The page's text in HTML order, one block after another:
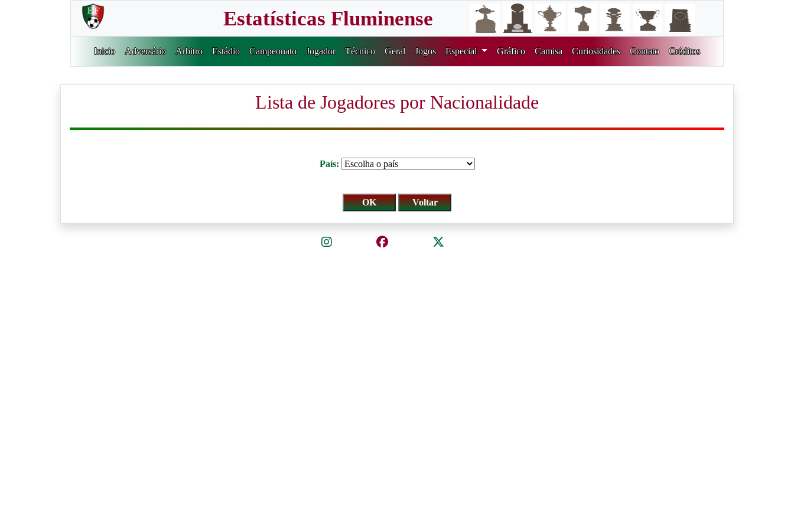
Estatísticas Fluminense
Inicio Adversário Árbitro Estádio Campeonato Jogador Técnico Geral Jogos Especial Gráfico Camisa Curiosidades Contato Créditos
Lista de Jogadores por Nacionalidade
País: